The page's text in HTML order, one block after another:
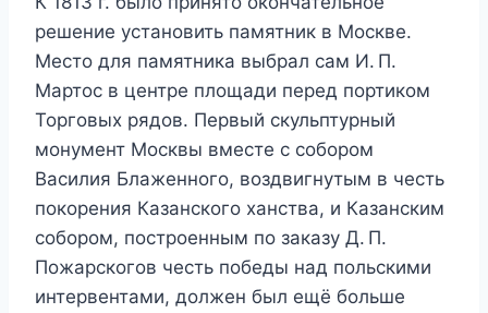
решение установить памятник в Москве.
Место для памятника выбрал сам И. П.
Мартос в центре площади перед портиком
Торговых рядов. Первый скульптурный
монумент Москвы вместе с собором
Василия Блаженного, воздвигнутым в честь
покорения Казанского ханства, и Казанским
собором, построенным по заказу Д. П.
Пожарскогов честь победы над польскими
интервентами, должен был ещё больше